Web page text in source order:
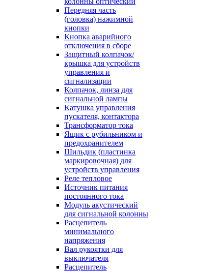
Передняя часть
(головка) нажимной
кнопки
Кнопка аварийного
отключения в сборе
Защитный колпачок/
крышка для устройств
управления и
сигнализации
Колпачок, линза для
сигнальной лампы
Катушка управления
пускателя, контактора
Трансформатор тока
Ящик с рубильником и
предохранителем
Шильдик (пластинка
маркировочная) для
устройств управления
Реле тепловое
Источник питания
постоянного тока
Модуль акустический
для сигнальной колонны
Расцепитель
минимального
напряжения
Вал рукоятки для
выключателя
Расцепитель